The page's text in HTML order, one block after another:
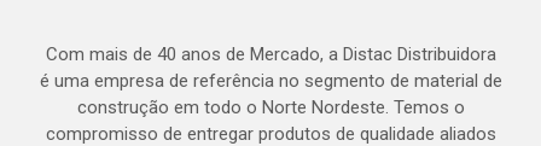
Com mais de 40 anos de Mercado, a Distac Distribuidora
é uma empresa de referência no segmento de material de
construção em todo o Norte Nordeste. Temos o
compromisso de entregar produtos de qualidade aliados